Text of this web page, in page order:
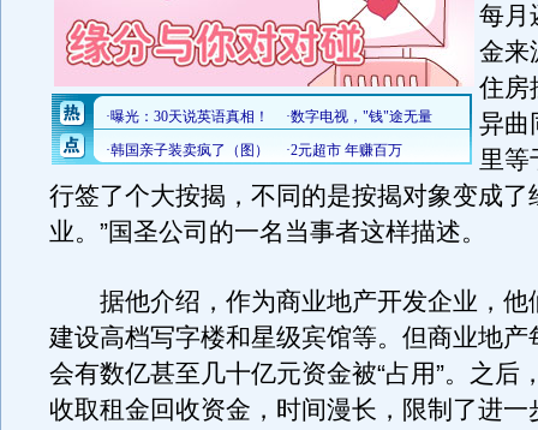
每月
金来
住房
异曲
里等
行签了个大按揭，不同的是按揭对象变成了
业。”国圣公司的一名当事者这样描述。
据他介绍，作为商业地产开发企业，他
建设高档写字楼和星级宾馆等。但商业地产
会有数亿甚至几十亿元资金被“占用”。之后
收取租金回收资金，时间漫长，限制了进一